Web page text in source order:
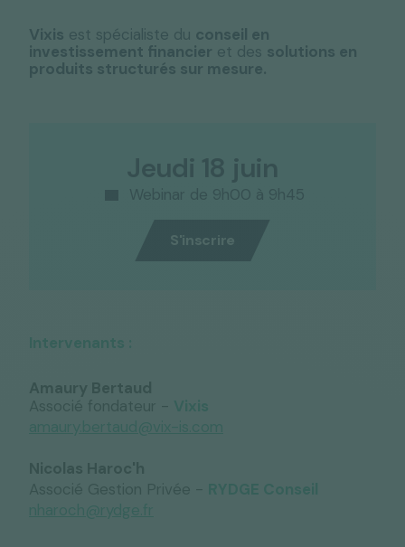
Vixis est spécialiste du conseil en
investissement financier et des solutions en
produits structurés sur mesure.
Jeudi 18 juin
Webinar de 9h00 à 9h45
S'inscrire
Intervenants :
A
maury Bertaud
Vixis
amaury.bertaud@vix-is.com
RYDGE Conseil
nharoch@rydge.fr